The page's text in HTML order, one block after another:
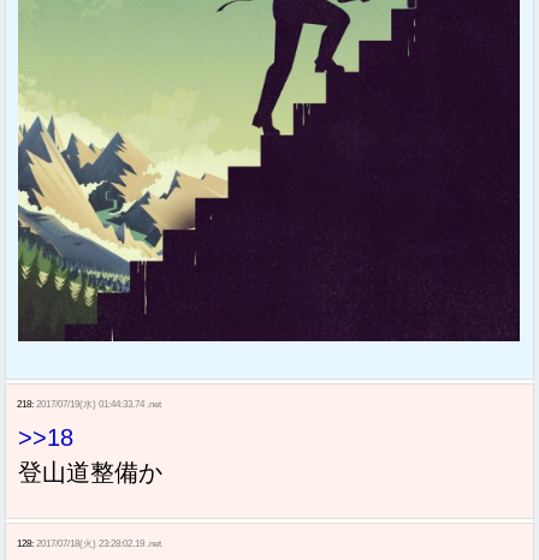
218: 2017/07/19(水) 01:44:33.74 .net
>>18
登山道整備か
128: 2017/07/18(火) 23:28:02.19 .net